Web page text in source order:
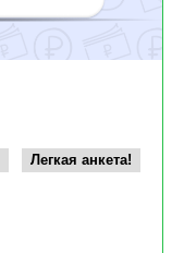
Легкая анкета!